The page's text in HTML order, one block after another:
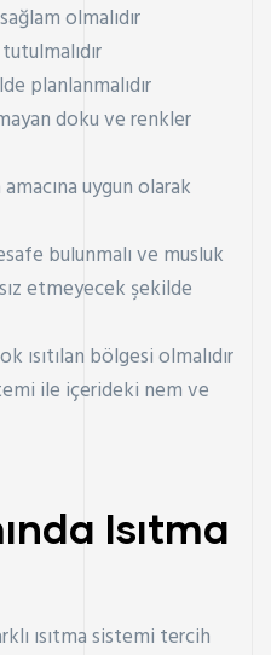
olmalıdır
planlanmalıdır
doku ve renkler
uygun olarak
bulunmalı ve musluk
etmeyecek şekilde
ısıtılan bölgesi olmalıdır
ile içerideki nem ve
Isıtma
ısıtma sistemi tercih